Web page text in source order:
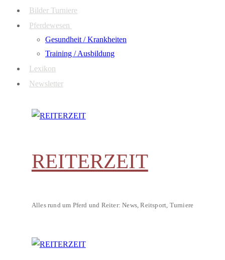
Bilder Turniere
Pferdewesen
Gesundheit / Krankheiten
Training / Ausbildung
Lexikon
Newsletter
REITERZEIT
Alles rund um Pferd und Reiter: News, Reitsport, Turniere